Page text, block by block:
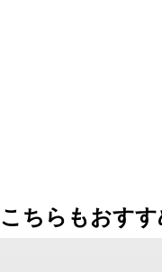
こちらもおすす